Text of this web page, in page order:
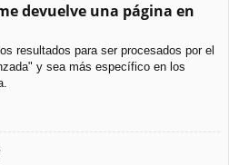
devuelve una página en
resultados para ser procesados por el
y sea más específico en los